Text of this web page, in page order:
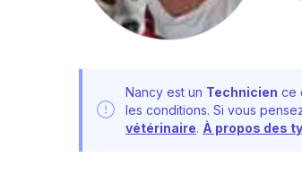
Nancy est un Technicien ce
les conditions. Si vous
vétérinaire. À propos des